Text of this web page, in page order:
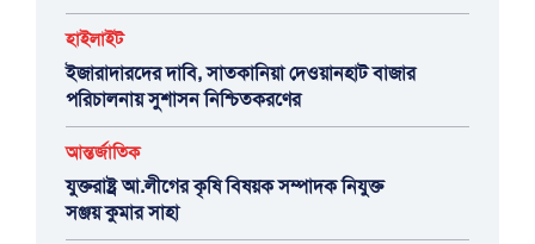
হাইলাইট
ইজারাদারদের দাবি, সাতকানিয়া দেওয়ানহাট বাজার
পরিচালনায় সুশাসন নিশ্চিতকরণের
আন্তর্জাতিক
যুক্তরাষ্ট্র আ.লীগের কৃষি বিষয়ক সম্পাদক নিযুক্ত
সঞ্জয় কুমার সাহা